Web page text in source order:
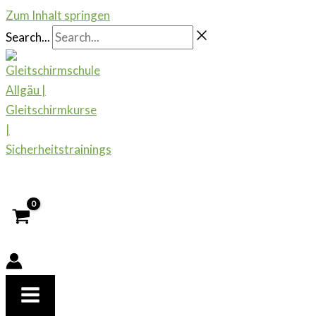
Zum Inhalt springen
Search...